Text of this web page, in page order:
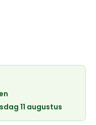
11 augustus